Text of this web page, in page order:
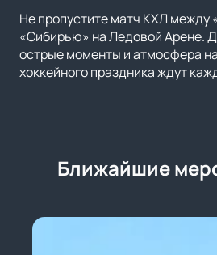
Не пропустите матч КХЛ между
«Сибирью» на Ледовой Арене.
острые моменты и атмосфера
хоккейного праздника ждут
Ближайшие